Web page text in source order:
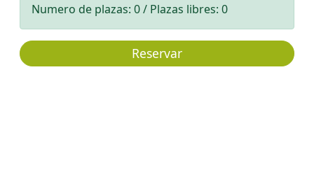
Numero de plazas: 0 / Plazas libres: 0